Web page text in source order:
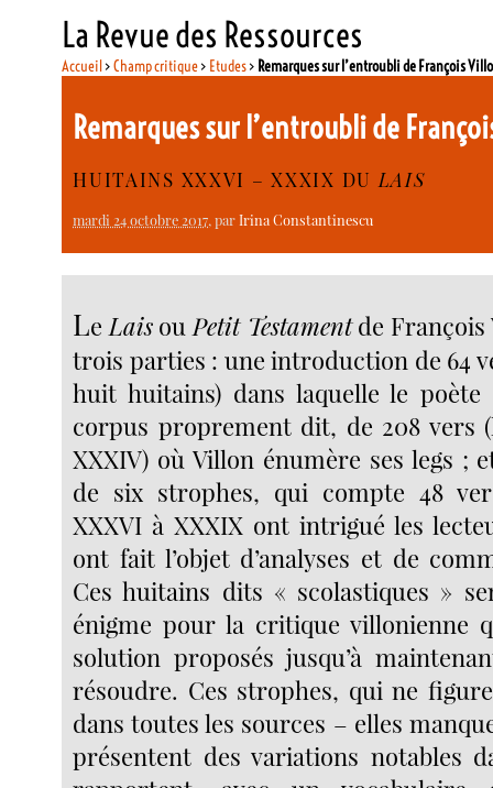
La Revue des Ressources
Accueil>Champ critique> Etudes> Remarques sur l’entroubli de François
Remarques sur l’entroubli de
HUITAINS XXXVI – XXXIX DU LAIS
mardi 24 octobre 2017, parIrina Constantinescu
Le Laisou Petit Testamentde François
trois parties : une introduction de 64
huit huitains) dans laquelle le
corpus proprement dit, de 208 vers
XXXIV) où Villon énumère ses legs ;
de six strophes, qui compte 48
XXXVI à XXXIX ont intrigué les
ont fait l’objet d’analyses et de
Ces huitains dits « scolastiques »
énigme pour la critique villonienne
solution proposés jusqu’à
résoudre. Ces strophes, qui ne
dans toutes les sources – elles
présentent des variations notables